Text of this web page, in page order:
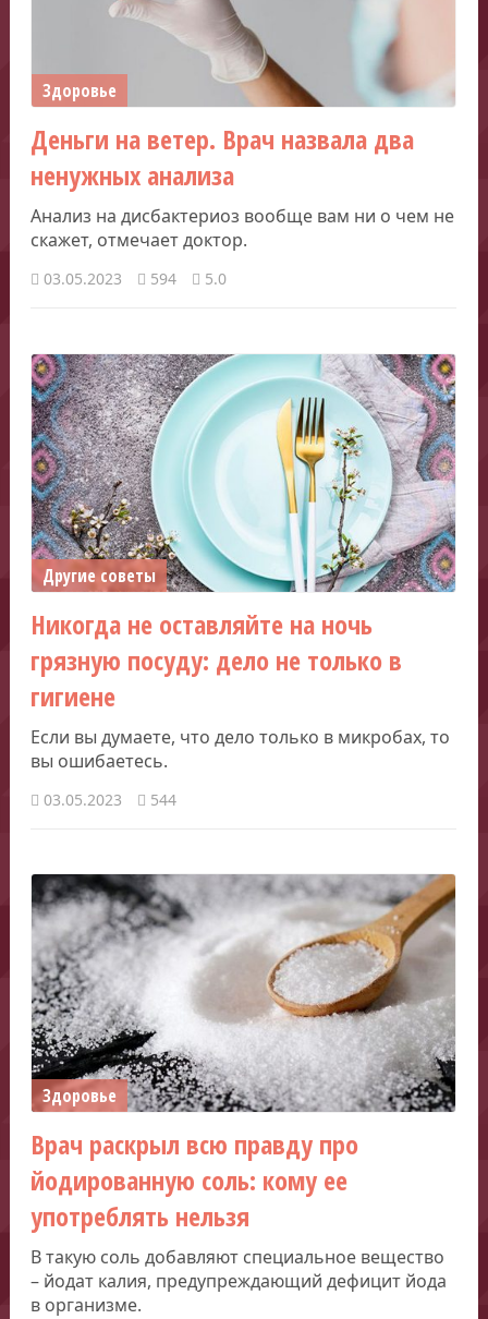
Здоровье
Деньги на ветер. Врач назвала два
ненужных анализа
Анализ на дисбактериоз вообще вам ни о чем не
скажет, отмечает доктор.
03.05.2023 594 5.0
Другие советы
Никогда не оставляйте на ночь
грязную посуду: дело не только в
гигиене
Если вы думаете, что дело только в микробах, то
вы ошибаетесь.
03.05.2023 544
Здоровье
Врач раскрыл всю правду про
йодированную соль: кому ее
употреблять нельзя
В такую ​​соль добавляют специальное вещество
– йодат калия, предупреждающий дефицит йода
в организме.